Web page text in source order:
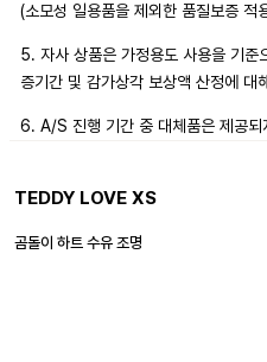
(소모성 일용품을 제외한 품질보증 적
5. 자사 상품은 가정용도 사용을 기준
증기간 및 감가상각 보상액 산정에 대
6. A/S 진행 기간 중 대체품은 제공되
TEDDY LOVE XS
곰돌이 하트 수유 조명